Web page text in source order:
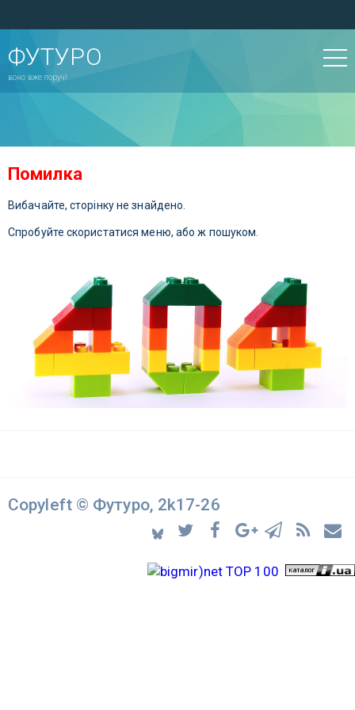
ФУТУРО
воно вже поруч!
Помилка
Вибачайте, сторінку не знайдено.
Спробуйте скористатися меню, або ж пошуком.
Copyleft © Футуро, 2k17-26